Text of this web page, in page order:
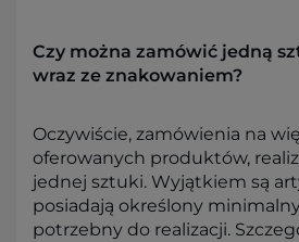
Czy można zamówić jedną
wraz ze znakowaniem?
Oczywiście, zamówienia na
oferowanych produktów,
jednej sztuki. Wyjątkiem są
posiadają określony
potrzebny do realizacji.